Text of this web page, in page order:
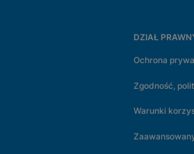
DZIAŁ
Ochrona
Zgodność,
Warunki